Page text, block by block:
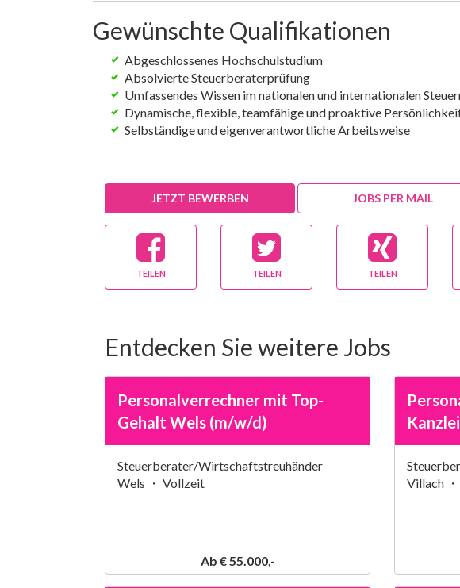
Gewünschte Qualifikationen
Abgeschlossenes Hochschulstudium
Absolvierte Steuerberaterprüfung
Umfassendes Wissen im nationalen und internationalen
Dynamische, flexible, teamfähige und proaktive
Selbständige und eigenverantwortliche Arbeitsweise
JETZT BEWERBEN JOBS PER MAIL
TEILEN TEILEN TEILEN
Entdecken Sie weitere Jobs
Personalverrechner mit Top-
Gehalt Wels (m/w/d)
Steuerberater/Wirtschaftstreuhänder
Wels ・ Vollzeit
Ab € 55.000,-
Villach